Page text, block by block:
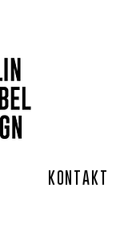
KONTAKT